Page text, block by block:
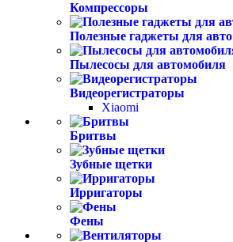
Компрессоры
Полезные гаджеты для авто
Пылесосы для автомобиля
Видеорегистраторы
Xiaomi
Бритвы
Зубные щетки
Ирригаторы
Фены